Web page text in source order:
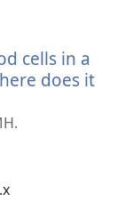
）
cells in a
does it